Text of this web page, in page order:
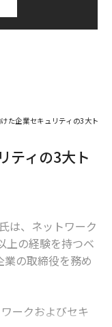
た企業セキュリティの3大トレ
ティの3大ト
は、ネットワーク
上の経験を持つベ
の取締役を務め
ークおよびセキ